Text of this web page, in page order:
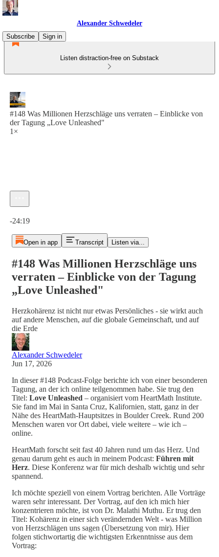
Alexander Schwedeler
Subscribe
Sign in
Listen distraction-free on Substack
#148 Was Millionen Herzschläge uns verraten – Einblicke von
der Tagung „Love Unleashed"
1×
-24:19
Open in app Transcript Listen via...
#148 Was Millionen Herzschläge uns
verraten – Einblicke von der Tagung
„Love Unleashed"
Herzkohärenz ist nicht nur etwas Persönliches - sie wirkt auch
auf andere Menschen, auf die globale Gemeinschaft, und auf
die Erde
Alexander Schwedeler
Jun 17, 2026
In dieser #148 Podcast-Folge berichte ich von einer besonderen
Tagung, an der ich online teilgenommen habe. Sie trug den
Titel: Love Unleashed – organisiert vom HeartMath Institute.
Sie fand im Mai in Santa Cruz, Kalifornien, statt, ganz in der
Nähe des HeartMath-Hauptsitzes in Boulder Creek. Rund 200
Menschen waren vor Ort dabei, viele weitere – wie ich –
online.
HeartMath forscht seit fast 40 Jahren rund um das Herz. Und
genau darum geht es auch in meinem Podcast: Führen mit
Herz. Diese Konferenz war für mich deshalb wichtig und sehr
spannend.
Ich möchte speziell von einem Vortrag berichten. Alle Vorträge
waren sehr interessant. Der Vortrag, auf den ich mich hier
konzentrieren möchte, ist von Dr. Malathi Muthu. Er trug den
Titel: Kohärenz in einer sich verändernden Welt - was Million
von Herzschlägen uns sagen (Übersetzung von mir). Hier
folgen stichwortartig die wichtigsten Erkenntnisse aus dem
Vortrag: